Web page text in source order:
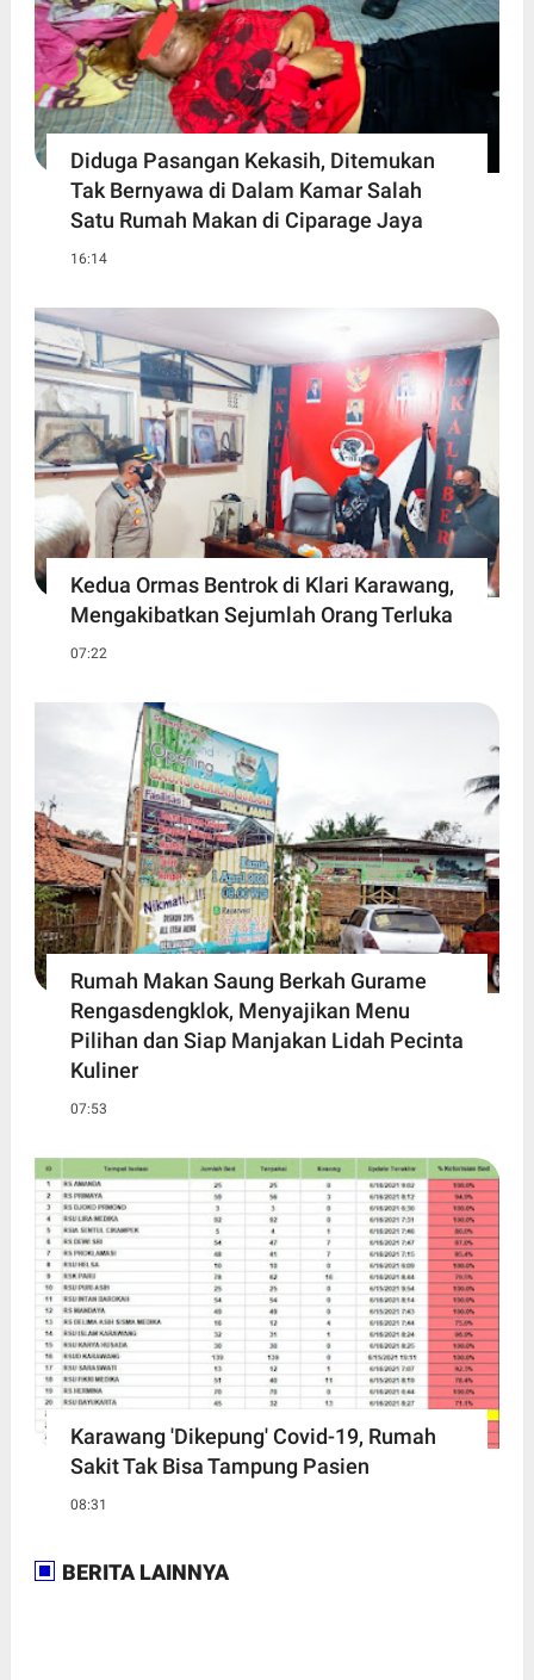
Diduga Pasangan Kekasih, Ditemukan
Tak Bernyawa di Dalam Kamar Salah
Satu Rumah Makan di Ciparage Jaya
16:14
Kedua Ormas Bentrok di Klari Karawang,
Mengakibatkan Sejumlah Orang Terluka
07:22
Rumah Makan Saung Berkah Gurame
Rengasdengklok, Menyajikan Menu
Pilihan dan Siap Manjakan Lidah Pecinta
Kuliner
07:53
Karawang 'Dikepung' Covid-19, Rumah
Sakit Tak Bisa Tampung Pasien
08:31
BERITA LAINNYA